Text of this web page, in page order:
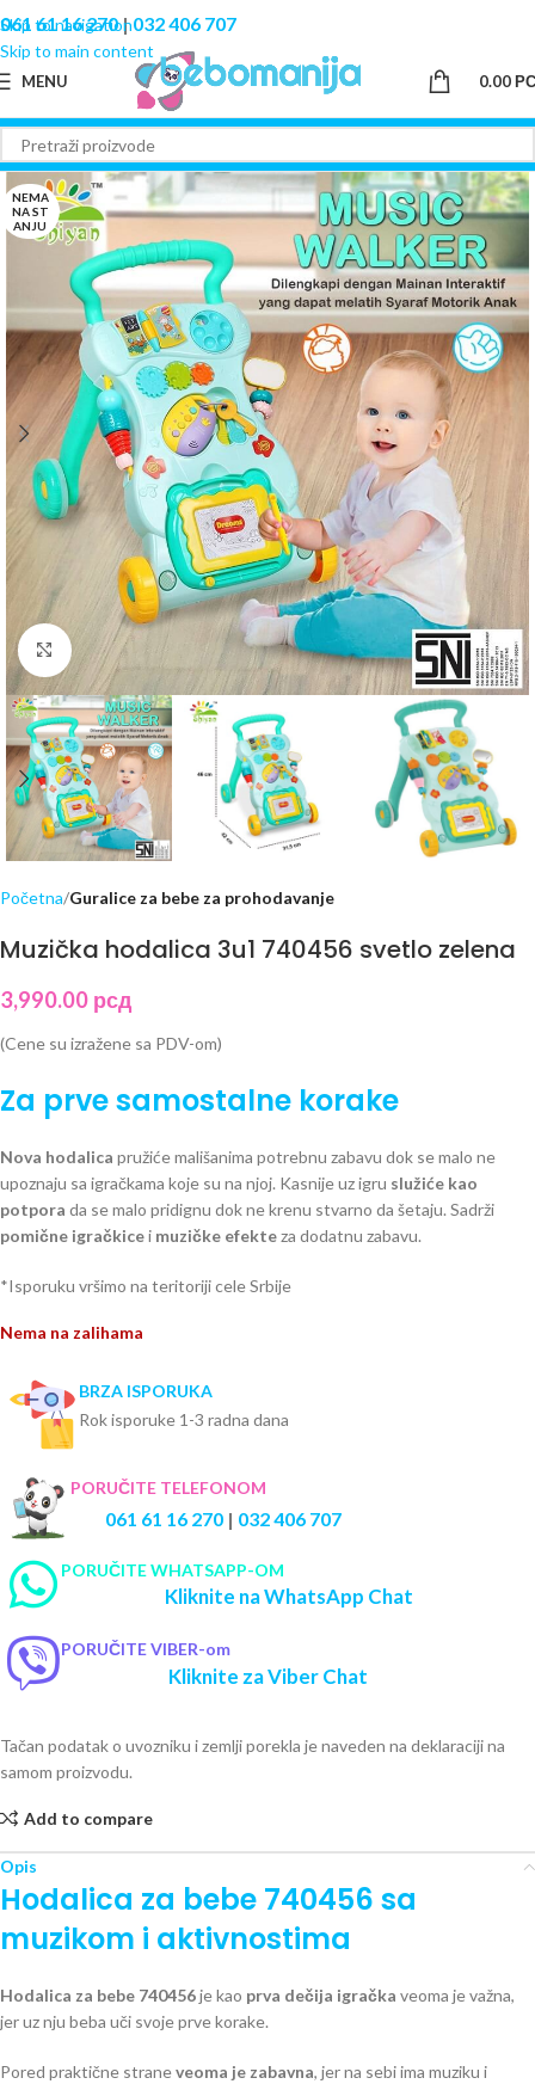
Skip to navigation
Skip to main content
061 61 16 270|032 406 707
MENU 0.00
NEMA
NA ST
ANJU
Click to enlarge
Početna Guralice za bebe za prohodavanje
Muzička hodalica 3u1 740456 svetlo zelena
3,990.00 рсд
(Cene su izražene sa PDV-om)
Za prve samostalne korake
Nova hodalica pružiće mališanima potrebnu zabavu dok se malo ne
upoznaju sa igračkama koje su na njoj. Kasnije uz igru služiće kao
potpora da se malo pridignu dok ne krenu stvarno da šetaju. Sadrži
pomične igračkicei muzičke efekteza dodatnu zabavu.
*Isporuku vršimo na teritoriji cele Srbije
Nema na zalihama
BRZA ISPORUKA
Rok isporuke 1-3 radna dana
PORUČITE TELEFONOM
061 61 16 270 | 032 406 707
PORUČITE WHATSAPP-OM
Kliknite na WhatsApp Chat
PORUČITE VIBER-om
Kliknite za Viber Chat
Tačan podatak o uvozniku i zemlji porekla je naveden na deklaraciji na
samom proizvodu.
Add to compare
Opis
Hodalica za bebe 740456 sa
muzikom i aktivnostima
Hodalica za bebe 740456je kao prva dečija igračka veoma je važna,
jer uz nju beba uči svoje prve korake.
Pored praktične straneveoma je zabavna, jer na sebi ima muziku i